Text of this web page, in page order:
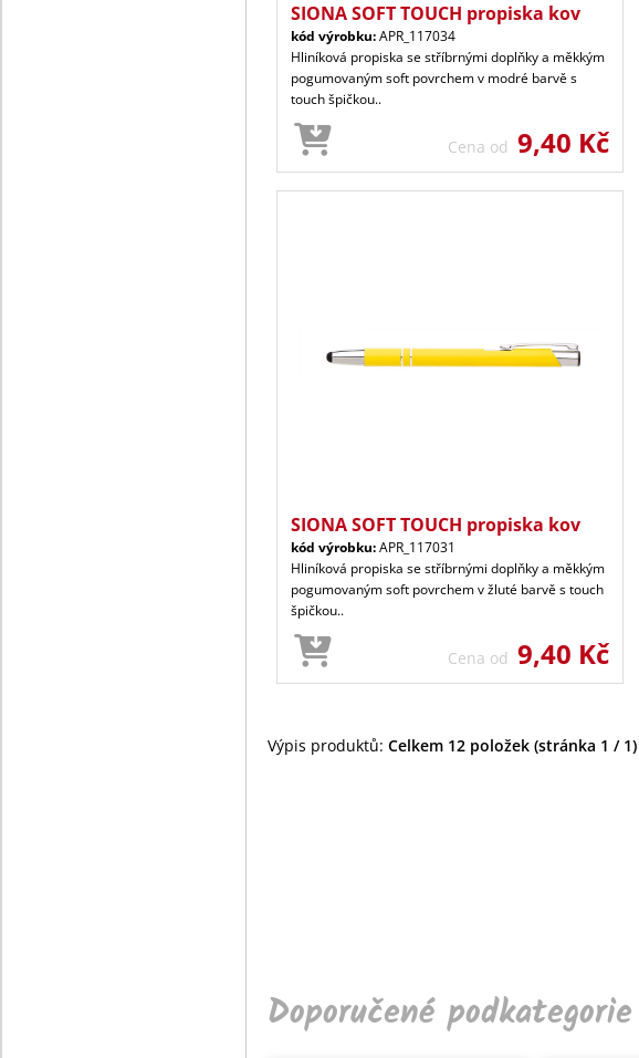
SIONA SOFT TOUCH propiska kov
kód výrobku:APR_117034
Hliníková propiska se stříbrnými doplňky a měkkým
pogumovaným soft povrchem v modré barvě s
touch špičkou..
Cena od 9,40 Kč
SIONA SOFT TOUCH propiska kov
kód výrobku:APR_117031
Hliníková propiska se stříbrnými doplňky a měkkým
pogumovaným soft povrchem v žluté barvě s touch
špičkou..
Cena od 9,40 Kč
Výpis produktů: Celkem 12 položek (stránka 1 / 1)
Doporučené podkategorie